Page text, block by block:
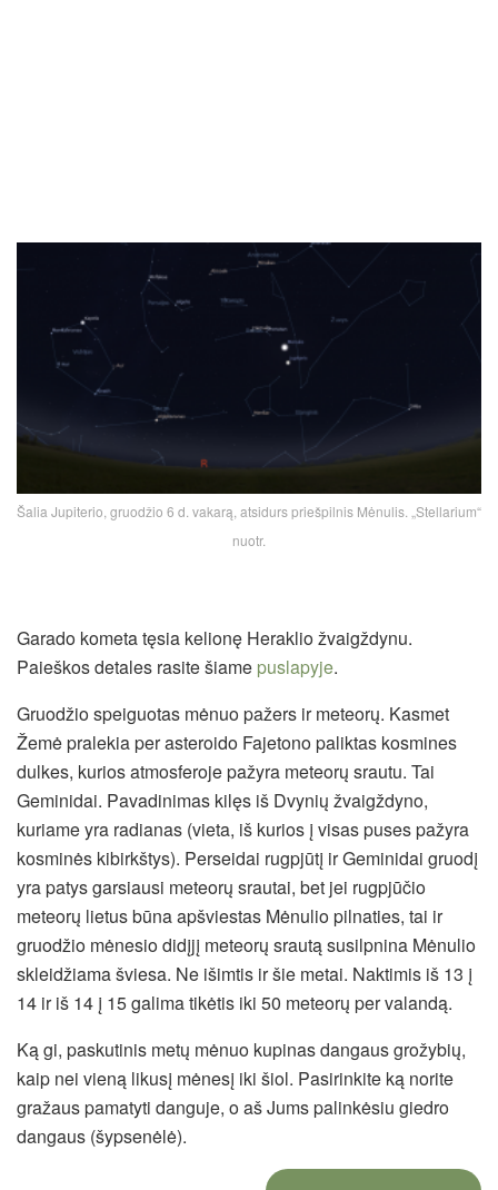
Šalia Jupiterio, gruodžio 6 d. vakarą, atsidurs priešpilnis Mėnulis. „Stellarium“
nuotr.
Garado kometa tęsia kelionę Heraklio žvaigždynu.
Paieškos detales rasite šiame puslapyje.
Gruodžio speiguotas mėnuo pažers ir meteorų. Kasmet
Žemė pralekia per asteroido Fajetono paliktas kosmines
dulkes, kurios atmosferoje pažyra meteorų srautu. Tai
Geminidai. Pavadinimas kilęs iš Dvynių žvaigždyno,
kuriame yra radianas (vieta, iš kurios į visas puses pažyra
kosminės kibirkštys). Perseidai rugpjūtį ir Geminidai gruodį
yra patys garsiausi meteorų srautai, bet jei rugpjūčio
meteorų lietus būna apšviestas Mėnulio pilnaties, tai ir
gruodžio mėnesio didįjį meteorų srautą susilpnina Mėnulio
skleidžiama šviesa. Ne išimtis ir šie metai. Naktimis iš 13 į
14 ir iš 14 į 15 galima tikėtis iki 50 meteorų per valandą.
Ką gi, paskutinis metų mėnuo kupinas dangaus grožybių,
kaip nei vieną likusį mėnesį iki šiol. Pasirinkite ką norite
gražaus pamatyti danguje, o aš Jums palinkėsiu giedro
dangaus (šypsenėlė).